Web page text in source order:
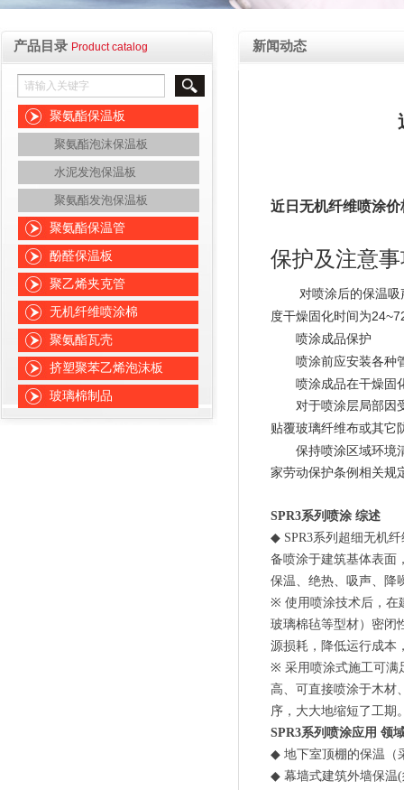
产品目录 Product catalog
聚氨酯保温板
聚氨酯泡沫保温板
水泥发泡保温板
聚氨酯发泡保温板
聚氨酯保温管
酚醛保温板
聚乙烯夹克管
无机纤维喷涂棉
聚氨酯瓦壳
挤塑聚苯乙烯泡沫板
玻璃棉制品
新闻动态
近日无机纤维喷涂
保护及注意
对喷涂后的保温
度干燥固化时间为
喷涂成品保护
喷涂前应安装各种管
喷涂成品在干燥固化
对于喷涂层局部因受
贴覆玻璃纤维布或其它
保持喷涂区域环境清
家劳动保护条例相关规
SPR3系列喷涂 综述
◆ SPR3系列超细无机
备喷涂于建筑基体表面
保温、绝热、吸声、降
※ 使用喷涂技术后，在
玻璃棉毡等型材）密闭
源损耗，降低运行成本
※ 采用喷涂式施工可满
高、可直接喷涂于木材
序，大大地缩短了工期
SPR3系列喷涂应用 领
◆ 地下室顶棚的保温（
◆ 幕墙式建筑外墙保温(